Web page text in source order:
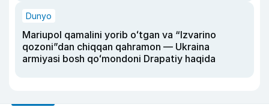
Dunyo
Mariupol qamalini yorib oʻtgan va “Izvarino
qozoni”dan chiqqan qahramon — Ukraina
armiyasi bosh qoʻmondoni Drapatiy haqida